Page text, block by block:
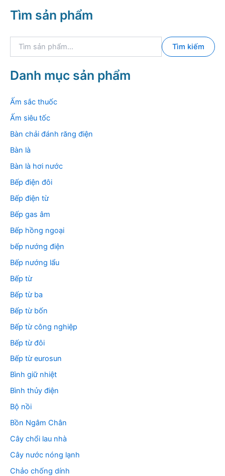
Tìm sản phẩm
k
i
m
Tìm kiếm
Danh mục sản phẩm
Ấm sắc thuốc
Ấm siêu tốc
Bàn chải đánh răng điện
Bàn là
Bàn là hơi nước
Bếp điện đôi
Bếp điện từ
Bếp gas âm
Bếp hồng ngoại
bếp nướng điện
Bếp nướng lẩu
Bếp từ
Bếp từ ba
Bếp từ bốn
Bếp từ công nghiệp
Bếp từ đôi
Bếp từ eurosun
Bình giữ nhiệt
Bình thủy điện
Bộ nồi
Bồn Ngâm Chân
Cây chổi lau nhà
Cây nước nóng lạnh
Chảo chống dính